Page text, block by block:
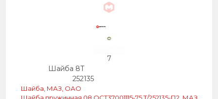
7
Шайба 8Т
252135
Шайба, МАЗ, ОАО